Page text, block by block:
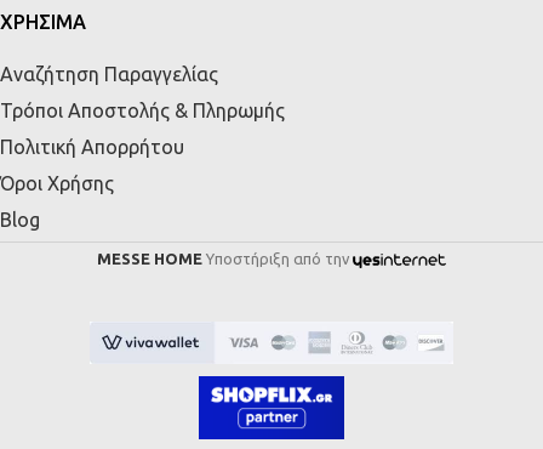
ΧΡΗΣΙΜΑ
Αναζήτηση Παραγγελίας
Τρόποι Αποστολής & Πληρωμής
Πολιτική Απορρήτου
Όροι Χρήσης
Blog
MESSE HOME Υποστήριξη από την